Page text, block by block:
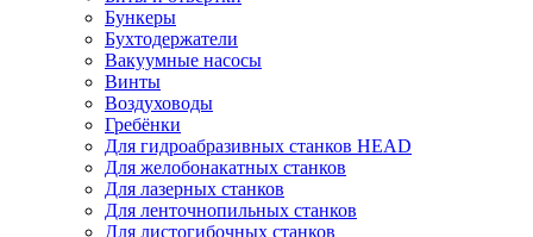
Бункеры
Бухтодержатели
Вакуумные насосы
Винты
Воздуховоды
Гребёнки
Для гидроабразивных станков HEAD
Для желобонакатных станков
Для лазерных станков
Для ленточнопильных станков
Для листогибочных станков